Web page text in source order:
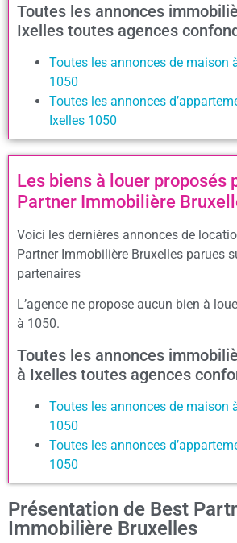
Toutes les annonces
Ixelles toutes agences
Toutes les annonces de maison
1050
Toutes les annonces
Ixelles 1050
Les biens à louer proposés
Partner Immobilière
Voici les dernières annonces de
Partner Immobilière Bruxelles parues
partenaires
L’agence ne propose aucun bien à
à 1050.
Toutes les annonces
à Ixelles toutes agences
Toutes les annonces de maison
1050
Toutes les annonces
1050
Présentation de Best
Immobilière Bruxelles